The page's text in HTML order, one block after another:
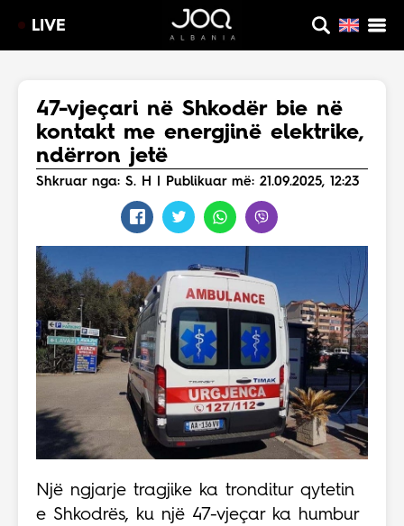
LIVE
47-vjeçari në Shkodër bie në
kontakt me energjinë elektrike,
ndërron jetë
Shkruar nga: S. H | Publikuar më: 21.09.2025, 12:23
Një ngjarje tragjike ka tronditur qytetin
e Shkodrës, ku një 47-vjeçar ka humbur